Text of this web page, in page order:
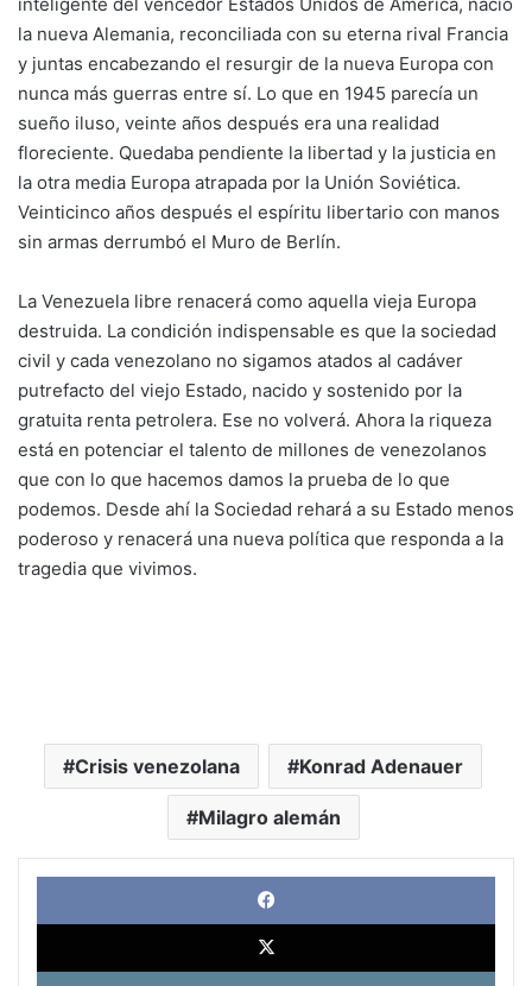
la nueva Alemania, reconciliada con su eterna rival Francia
y juntas encabezando el resurgir de la nueva Europa con
nunca más guerras entre sí. Lo que en 1945 parecía un
sueño iluso, veinte años después era una realidad
floreciente. Quedaba pendiente la libertad y la justicia en
la otra media Europa atrapada por la Unión Soviética.
Veinticinco años después el espíritu libertario con manos
sin armas derrumbó el Muro de Berlín.
La Venezuela libre renacerá como aquella vieja Europa
destruida. La condición indispensable es que la sociedad
civil y cada venezolano no sigamos atados al cadáver
putrefacto del viejo Estado, nacido y sostenido por la
gratuita renta petrolera. Ese no volverá. Ahora la riqueza
está en potenciar el talento de millones de venezolanos
que con lo que hacemos damos la prueba de lo que
podemos. Desde ahí la Sociedad rehará a su Estado menos
poderoso y renacerá una nueva política que responda a la
tragedia que vivimos.
Crisis venezolana Konrad Adenauer
Milagro alemán
X